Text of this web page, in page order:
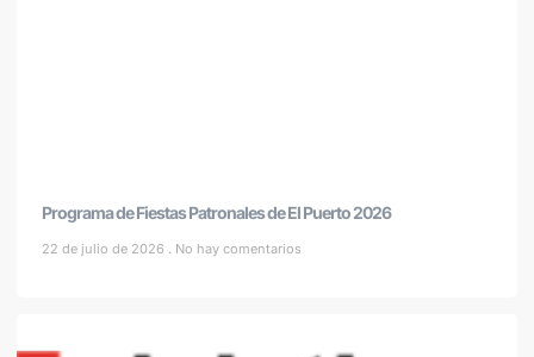
Programa de Fiestas Patronales de El Puerto 2026
22 de julio de 2026 No hay comentarios